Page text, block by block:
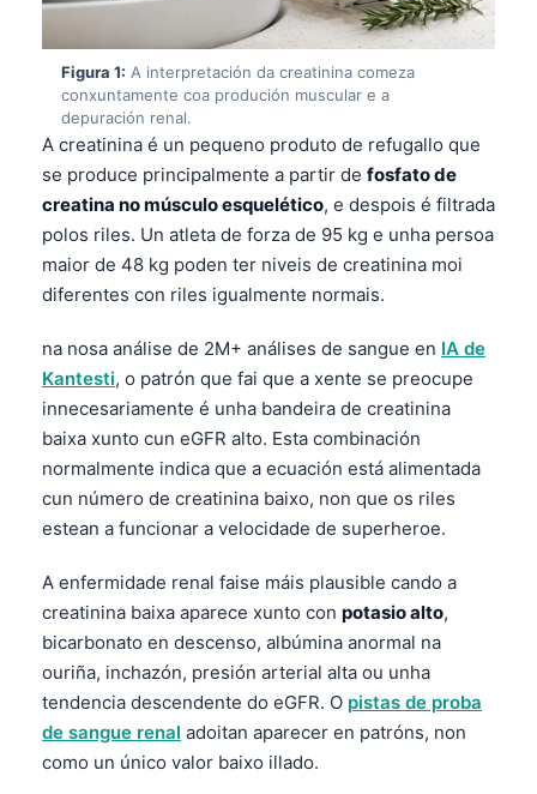
Figura 1: A interpretación da creatinina comeza
conxuntamente coa produción muscular e a
depuración renal.
A creatinina é un pequeno produto de refugallo que
se produce principalmente a partir de fosfato de
creatina no músculo esquelético, e despois é filtrada
polos riles. Un atleta de forza de 95 kg e unha persoa
maior de 48 kg poden ter niveis de creatinina moi
diferentes con riles igualmente normais.
na nosa análise de 2M+ análises de sangue en IA de
Kantesti, o patrón que fai que a xente se preocupe
innecesariamente é unha bandeira de creatinina
baixa xunto cun eGFR alto. Esta combinación
normalmente indica que a ecuación está alimentada
cun número de creatinina baixo, non que os riles
estean a funcionar a velocidade de superheroe.
A enfermidade renal faise máis plausible cando a
creatinina baixa aparece xunto con potasio alto,
bicarbonato en descenso, albúmina anormal na
ouriña, inchazón, presión arterial alta ou unha
tendencia descendente do eGFR. O pistas de proba
de sangue renal adoitan aparecer en patróns, non
como un único valor baixo illado.